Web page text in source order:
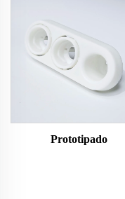
Prototipado